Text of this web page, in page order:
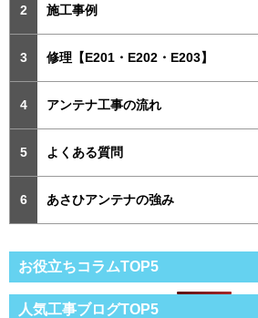
施工事例
修理【E201・E202・E203】
アンテナ工事の流れ
よくある質問
あさひアンテナの強み
お役立ちコラムTOP5
人気工事ブログTOP5